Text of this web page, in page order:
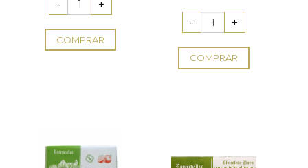
COMPRAR
COMPRAR